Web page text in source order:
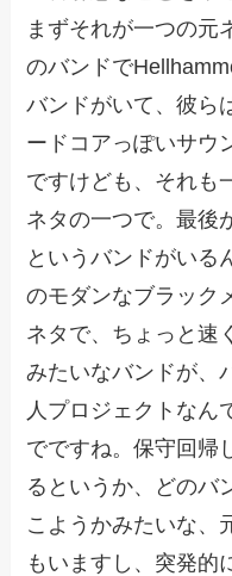
まずそれが一つの元
のバンドで
バンドがいて、彼ら
ードコアっぽいサウ
ですけども、それも
ネタの一つで。最後
というバンドがいる
のモダンなブラック
ネタで、ちょっと速
みたいなバンドが、
人プロジェクトなん
でですね。保守回帰
るというか、どのバ
こようかみたいな、
もいますし、突発的